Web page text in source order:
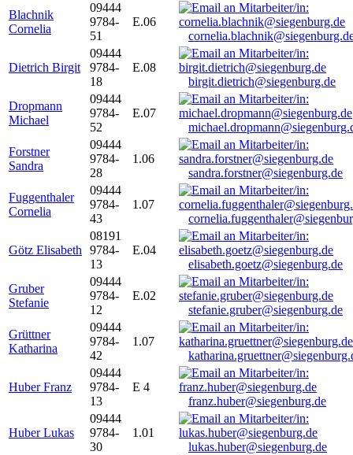
Blachnik
Cornelia
09444
9784-
51
E.06
Dietrich Birgit
09444
9784-
18
E.08
birgit.dietrich@siegenburg.de
Dropmann
Michael
09444
9784-
52
E.07
Forstner
Sandra
09444
9784-
28
1.06
sandra.forstner@siegenburg.de
Fuggenthaler
Cornelia
09444
9784-
43
1.07
Götz Elisabeth
08191
9784-
13
E.04
elisabeth.goetz@siegenburg.de
Gruber
Stefanie
09444
9784-
12
E.02
stefanie.gruber@siegenburg.de
Grüttner
Katharina
09444
9784-
42
1.07
Huber Franz
09444
9784-
13
E 4
franz.huber@siegenburg.de
Huber Lukas
09444
9784-
30
1.01
lukas.huber@siegenburg.de